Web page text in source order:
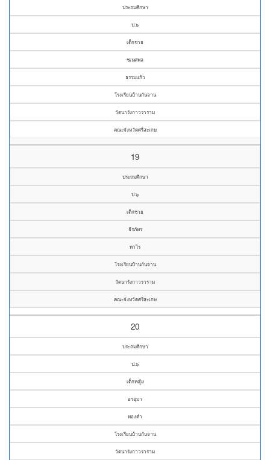
ประถมศึกษา
ป.๖
เด็กชาย
ชเนศพล
ธรรมแก้ว
โรงเรียนบ้านกันจาน
วัดนารังกาวราราม
คณะจังหวัดศรีสะเกษ
19
ประถมศึกษา
ป.๖
เด็กชาย
ธีรภัทร
ทาไร
โรงเรียนบ้านกันจาน
วัดนารังกาวราราม
คณะจังหวัดศรีสะเกษ
20
ประถมศึกษา
ป.๖
เด็กหญิง
อรอุมา
ทองคำ
โรงเรียนบ้านกันจาน
วัดนารังกาวราราม